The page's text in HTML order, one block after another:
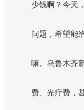
少钱啊？今天
问题，希望能
嘛。乌鲁木齐
费、光疗费，